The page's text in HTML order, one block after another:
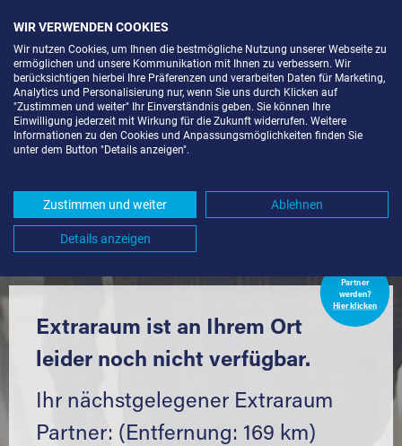
LAGERBOX IN BERLIN-KGA
UMGEBUNG *
Komfortabel einlagern mit Extraraum
Partner
werden?
Hier klicken
Extraraum ist an Ihrem Ort
leider noch nicht verfügbar.
Ihr nächstgelegener Extraraum
Partner: (Entfernung: 169 km)
WIR VERWENDEN COOKIES
Wir nutzen Cookies, um Ihnen die bestmögliche Nutzung unserer Webseite zu
ermöglichen und unsere Kommunikation mit Ihnen zu verbessern. Wir
berücksichtigen hierbei Ihre Präferenzen und verarbeiten Daten für Marketing,
Analytics und Personalisierung nur, wenn Sie uns durch Klicken auf
"Zustimmen und weiter" Ihr Einverständnis geben. Sie können Ihre
Einwilligung jederzeit mit Wirkung für die Zukunft widerrufen. Weitere
Informationen zu den Cookies und Anpassungsmöglichkeiten finden Sie
unter dem Button "Details anzeigen".
Zustimmen und weiter Ablehnen
Details anzeigen